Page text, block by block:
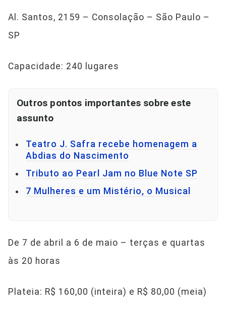
Al. Santos, 2159 – Consolação – São Paulo –
SP
Capacidade: 240 lugares
Outros pontos importantes sobre este
assunto
Teatro J. Safra recebe homenagem a
Abdias do Nascimento
Tributo ao Pearl Jam no Blue Note SP
7 Mulheres e um Mistério, o Musical
De 7 de abril a 6 de maio – terças e quartas
às 20 horas
Plateia: R$ 160,00 (inteira) e R$ 80,00 (meia)